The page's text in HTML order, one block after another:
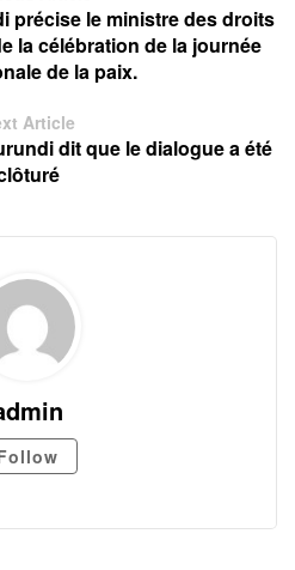
précise le ministre des droits
la célébration de la journée
de la paix.
Article
dit que le dialogue a été